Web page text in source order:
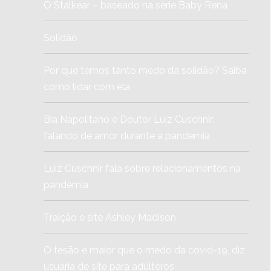
O Stalkear – baseado na série Baby Rena
Solidão
Por que temos tanto medo da solidão? Saiba
como lidar com ela
Bia Napolitano e Doutor Luiz Cuschnir:
falando de amor durante a pandemia
Luiz Cuschnir fala sobre relacionamentos na
pandemia
Traição e site Ashley Madison
O tesão é maior que o medo da covid-19, diz
usuária de site para adúlteros